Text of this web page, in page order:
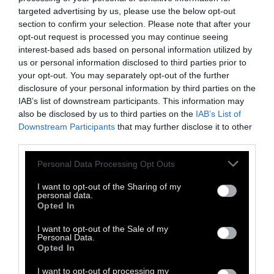
targeted advertising by us, please use the below opt-out
section to confirm your selection. Please note that after your
opt-out request is processed you may continue seeing
interest-based ads based on personal information utilized by
us or personal information disclosed to third parties prior to
your opt-out. You may separately opt-out of the further
disclosure of your personal information by third parties on the
IAB’s list of downstream participants. This information may
also be disclosed by us to third parties on the IAB’s List of
Downstream Participants that may further disclose it to other
Personal Data Processing Opt Outs
I want to opt-out of the Sharing of my
personal data.
Opted In
I want to opt-out of the Sale of my
Personal Data.
Opted In
I want to opt-out of processing my
και φωτεινή ακτίνα δραπέτευσε σαν μέσα
στον Ιούνιο
απ’ τις μελλοντικές μέρες το παρελθόν μου.
Κι έκλαιγαν τα δέντρα στις παραμονές
των αγαθών έργων και των γιορταστικών
γενναιοδωριών,
των ευτυχισμένων τρικυμιών που
στροβιλίζονται στο γαλάζιο,
κι έσυραν τα πετούμενα τον κυκλικό τους
χορό,
καθώς τα χέρια πάνω στα πλήκτρα
πήγαιναν από το χώμα ως τις ψηλότερες
Αρσένι Ταρκόφσκι, «Χρόνος - είκοσι πέντε